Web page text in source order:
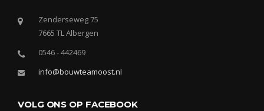
Zenderseweg 75
7665 TL Albergen
0546 - 442469
info@bouwteamoost.nl
VOLG ONS OP FACEBOOK